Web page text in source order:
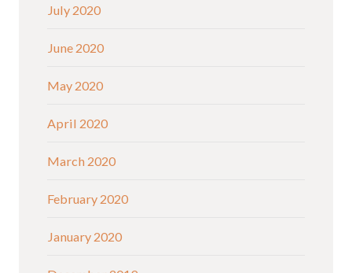
July 2020
June 2020
May 2020
April 2020
March 2020
February 2020
January 2020